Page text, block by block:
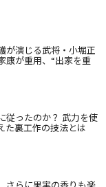
が演じる武将・小堀正
康が重用、“出家を重
従ったのか？ 武力を使
た裏工作の技法とは